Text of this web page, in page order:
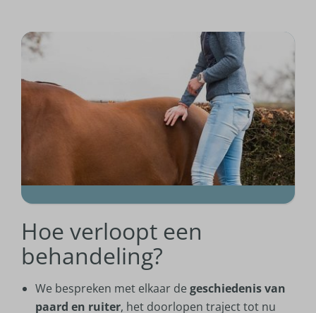
Hoe verloopt een
behandeling?
We bespreken met elkaar degeschiedenis van
paard en ruiter, het doorlopen traject tot nu